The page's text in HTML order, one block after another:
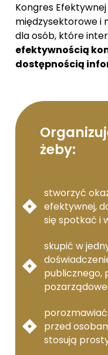
Kongres
międzysektorowe i
dla osób, które
efektywnością
dostępnością
żeby:
stworzyć
efektywnej,
się spotkać i
skupić w
publicznego,
przed
stosują